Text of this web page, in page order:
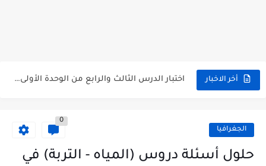
أخر الاخبار اختبار الدرس الثالث والرابع من الوحدة الأولى مع الحل في...
سلم تصحيح مادة اللغة العربية لشهادة التعليم الاساسي والاعدادية الشرعية... الجغرافيا
0
حلول أسئلة دروس (المياه - التربة) في